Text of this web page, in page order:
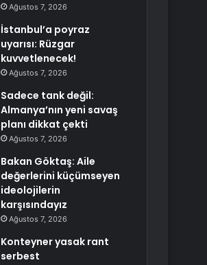
Ağustos 7, 2026
İstanbul’a poyraz
uyarısı: Rüzgar
kuvvetlenecek!
Ağustos 7, 2026
Sadece tank değil:
Almanya’nın yeni savaş
planı dikkat çekti
Ağustos 7, 2026
Bakan Göktaş: Aile
değerlerini küçümseyen
ideolojilerin
karşısındayız
Ağustos 7, 2026
Konteyner yasak rant
serbest